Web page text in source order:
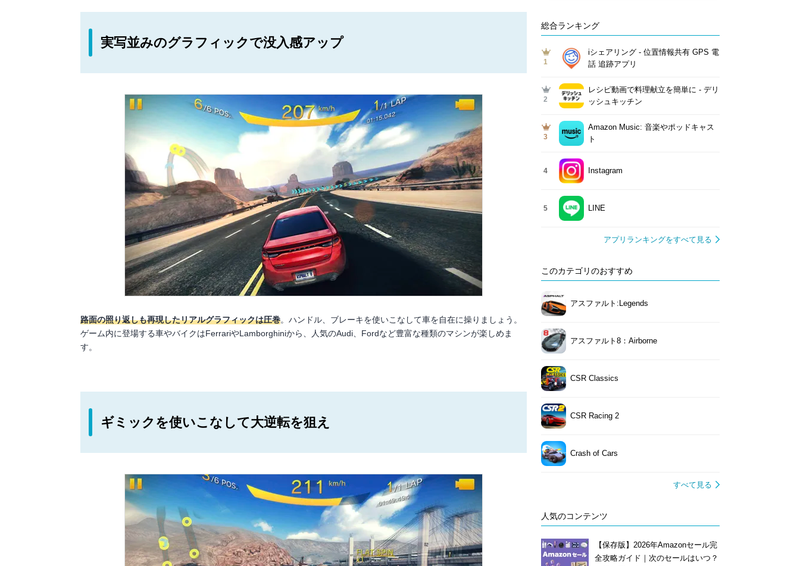
実写並みのグラフィックで没入感アップ
路面の照り返しも再現したリアルグラフィックは圧巻。ハンドル、ブレーキを使いこなして車を自在に操りましょう。
ゲーム内に登場する車やバイクはFerrariやLamborghiniから、人気のAudi、Fordなど豊富な種類のマシンが楽しめま
す。
ギミックを使いこなして大逆転を狙え
総合ランキング
1
iシェアリング - 位置情報共有 GPS 電
話 追跡アプリ
2
レシピ動画で料理献立を簡単‪に - デリ
ッシュキッチン
3
Amazon Music: 音楽やポッドキャス
ト
4 Instagram
5 LINE
アプリランキングをすべて見る
このカテゴリのおすすめ
アスファルト:Legends
アスファルト8：Airborne
CSR Classics
CSR Racing 2
Crash of Cars
すべて見る
人気のコンテンツ
【保存版】2026年Amazonセール完
全攻略ガイド｜次のセールはいつ？